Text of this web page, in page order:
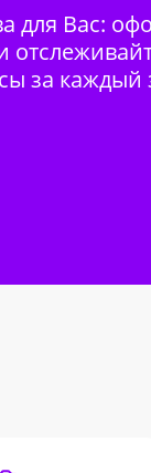
для Вас:
за каждый